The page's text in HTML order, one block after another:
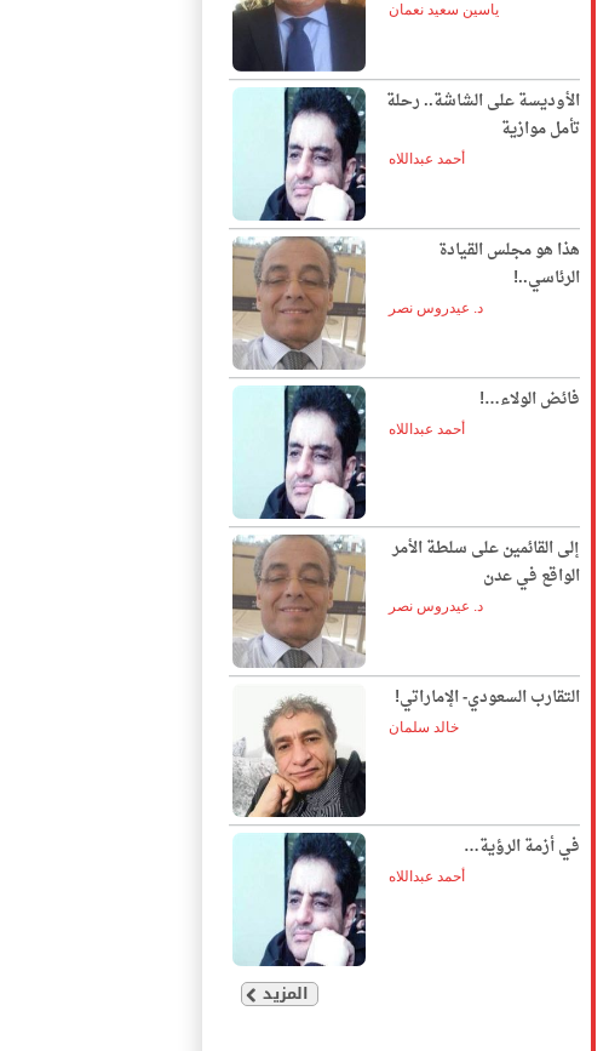
ياسين سعيد نعمان
الأوديسة على الشاشة.. رحلة
تأمل موازية
أحمد عبداللاه
هذا هو مجلس القيادة
الرئاسي..!
د. عيدروس نصر
فائض الولاء…!
أحمد عبداللاه
إلى القائمين على سلطة الأمر
الواقع في عدن
د. عيدروس نصر
التقارب السعودي- الإماراتي!
خالد سلمان
في أزمة الرؤية…
أحمد عبداللاه
المزيد